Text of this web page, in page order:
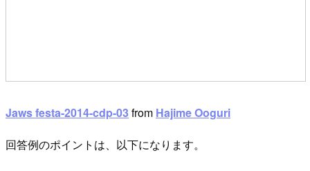
Jaws festa-2014-cdp-03from Hajime Ooguri
回答例のポイントは、以下になります。